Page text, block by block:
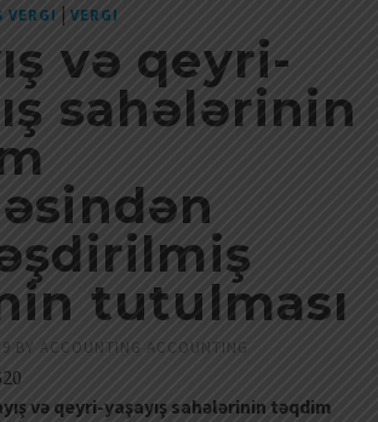
| VERGI
və qeyri-
sahələrinin
tutulması
BY ACCOUNTING ACCOUNTING
qeyri-yaşayış sahələrinin təqdim